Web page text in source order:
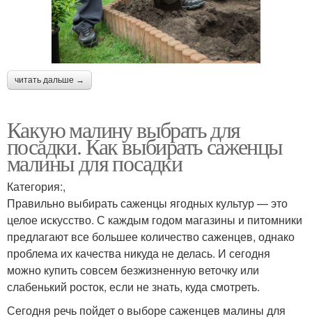
читать дальше →
Какую малину выбрать для
посадки. Как выбирать саженцы
малины для посадки
Категория:,
Правильно выбирать саженцы ягодных культур — это
целое искусство. С каждым годом магазины и питомники
предлагают все большее количество саженцев, однако
проблема их качества никуда не делась. И сегодня
можно купить совсем безжизненную веточку или
слабенький росток, если не знать, куда смотреть.
Сегодня речь пойдет о выборе саженцев малины для